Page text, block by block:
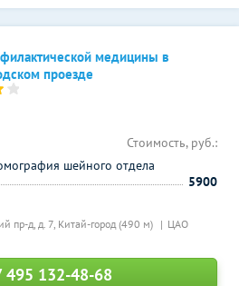
медицины в
проезде
пр-д, д. 7, Китай-город (490 м) ЦАО
Стоимость, руб.:
шейного отдела
5900
495 132-48-68